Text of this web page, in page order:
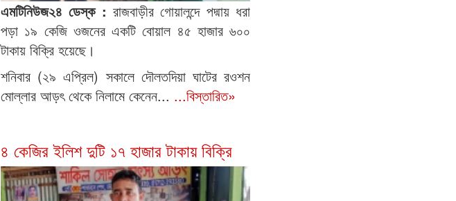
এমটিনিউজ২৪ ডেস্ক : রাজবাড়ীর গোয়ালন্দে পদ্মায় ধরা
পড়া ১৯ কেজি ওজনের একটি বোয়াল ৪৫ হাজার ৬০০
টাকায় বিক্রি হয়েছে।
শনিবার (২৯ এপ্রিল) সকালে দৌলতদিয়া ঘাটের রওশন
মোল্লার আড়ৎ থেকে নিলামে কেনেন... ...বিস্তারিত»
৪ কেজির ইলিশ দুটি ১৭ হাজার টাকায় বিক্রি